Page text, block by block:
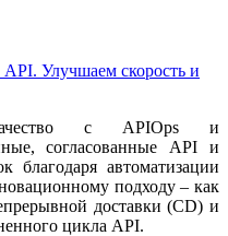
Улучшаем скорость и
с APIOps и
согласованные API и
автоматизации
подходу – как
доставки (CD) и
цикла API.